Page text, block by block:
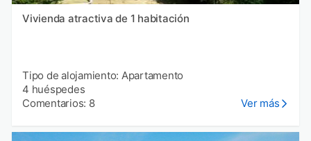
Vivienda atractiva de 1 habitación
Tipo de alojamiento: Apartamento
4 huéspedes
Comentarios: 8
Ver más